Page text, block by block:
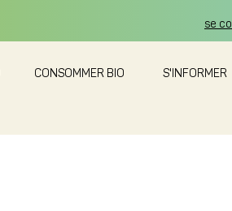
se
CONSOMMER BIO S'INFORMER